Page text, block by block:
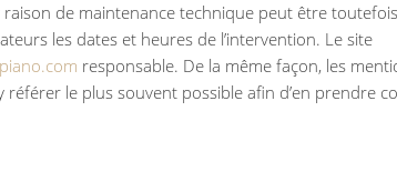
de maintenance technique peut être
les dates et heures de l’intervention. Le site
responsable. De la même façon, les
le plus souvent possible afin d’en prendre